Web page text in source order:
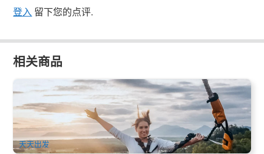
登入 留下您的点评.
相关商品
凯恩斯高空弹跳(蹦极)和丛林荡秋千 (SKYPARK Cairns
Bungy Jump and Jungle Swing)含影片照片
1.7k 已预订
AUD $187.00 189.00
CNS03330
天天出发